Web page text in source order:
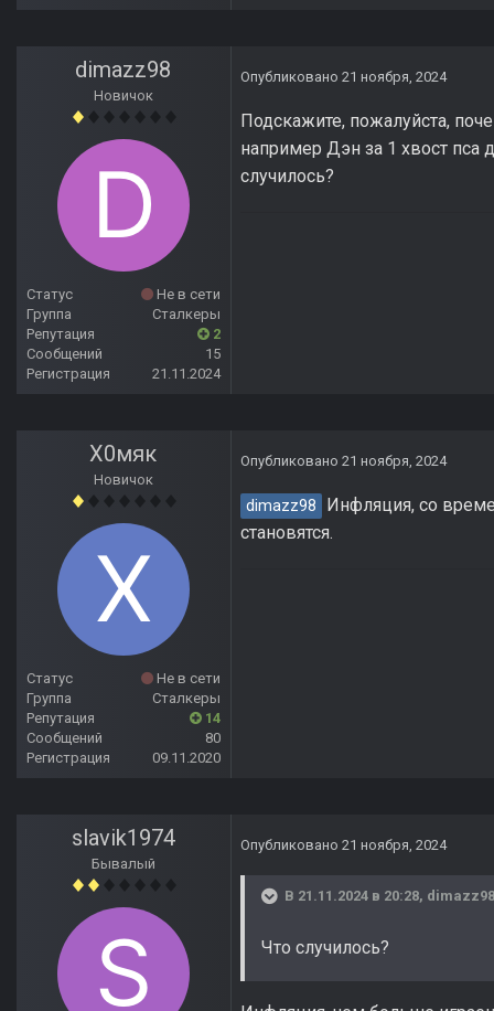
dimazz98
Новичок
Статус
Не в сети
Группа
Сталкеры
Репутация
2
Сообщений
15
Регистрация
21.11.2024
Опубликовано 21 ноября, 2024
Подскажите, пожалуйста,
например Дэн за 1 хвост пса
случилось?
Х0мяк
Новичок
Статус
Не в сети
Группа
Сталкеры
Репутация
14
Сообщений
80
Регистрация
09.11.2020
Опубликовано 21 ноября, 2024
dimazz98
Инфляция, со
становятся.
slavik1974
Бывалый
Опубликовано 21 ноября, 2024
В 21.11.2024 в 20:28, dimazz98
Что случилось?